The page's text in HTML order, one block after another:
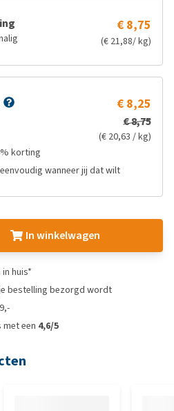
€ 8,75
(€ 21,88/ kg)
€ 8,25
€ 8,75
(€ 20,63 / kg)
korting
wanneer jij dat wilt
In winkelwagen
in huis*
bestelling bezorgd wordt
een 4,6/5